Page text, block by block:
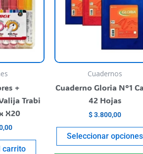
+
Trabi
X20
carrito
Cuadernos
Cuaderno Gloria N°1
42 Hojas
$3.800,00
Seleccionar opciones